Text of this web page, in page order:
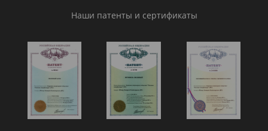
Наши патенты и сертификаты